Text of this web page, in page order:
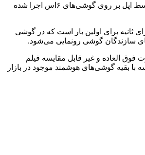
کیفیت 4k اولین بار توسط اپل بر روی گوشی‌های ۶اس اجرا شده
۶۰ فریم برای ثانیه برای اولین بار است که در گوشی
فوق العاده و غیر قابل مقایسه فیلم
با بقیه گوشی‌های هوشمند موجود در بازار